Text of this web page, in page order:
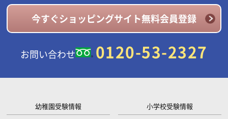
今すぐショッピングサイト無料会員登録
お問い合わせ 0120-53-2327
幼稚園受験情報
小学校受験情報